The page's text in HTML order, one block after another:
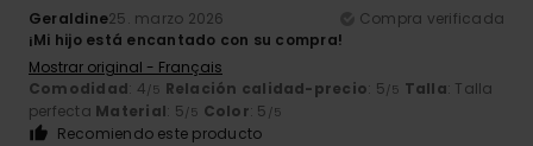
Geraldine25. marzo 2026
Compra verificada
¡Mi hijo está encantado con su compra!
Mostrar original - Français
Comodidad: 4/5 Relación calidad-precio: 5/5 Talla: Talla
perfecta Material: 5/5 Color: 5 /5
Recomiendo este producto